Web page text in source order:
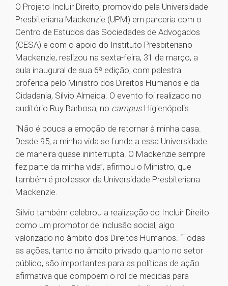
O Projeto Incluir Direito, promovido pela Universidade
Presbiteriana Mackenzie (UPM) em parceria com o
Centro de Estudos das Sociedades de Advogados
(CESA) e com o apoio do Instituto Presbiteriano
Mackenzie, realizou na sexta-feira, 31 de março, a
aula inaugural de sua 6ª edição, com palestra
proferida pelo Ministro dos Direitos Humanos e da
Cidadania, Sílvio Almeida. O evento foi realizado no
auditório Ruy Barbosa, no campus Higienópolis.
“Não é pouca a emoção de retornar à minha casa.
Desde 95, a minha vida se funde a essa Universidade
de maneira quase ininterrupta. O Mackenzie sempre
fez parte da minha vida”, afirmou o Ministro, que
também é professor da Universidade Presbiteriana
Mackenzie.
Silvio também celebrou a realização do Incluir Direito
como um promotor de inclusão social, algo
valorizado no âmbito dos Direitos Humanos. “Todas
as ações, tanto no âmbito privado quanto no setor
público, são importantes para as políticas de ação
afirmativa que compõem o rol de medidas para